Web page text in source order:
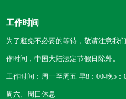
工作时间
为了避免不必要的等待，敬请注意我
作时间，中国大陆法定节假日除外。
工作时间：周一至周五 早8：00-晚5：
周六、周日休息